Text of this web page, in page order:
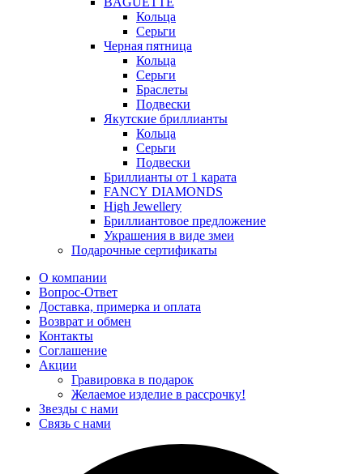
Кольца
Серьги
Черная пятница
Кольца
Серьги
Браслеты
Подвески
Якутские бриллианты
Кольца
Серьги
Подвески
Бриллианты от 1 карата
FANCY DIAMONDS
High Jewellery
Бриллиантовое предложение
Украшения в виде змеи
Подарочные сертификаты
О компании
Вопрос-Ответ
Доставка, примерка и оплата
Возврат и обмен
Контакты
Соглашение
Акции
Гравировка в подарок
Желаемое изделие в рассрочку!
Звезды с нами
Связь с нами